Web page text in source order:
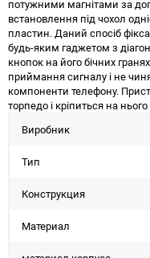
потужними магнітами за
встановлення під чохол
пластин. Даний спосіб
будь-яким гаджетом з
кнопок на його бічних
приймання сигналу і не
компоненти телефону.
торпедо і кріпиться на
Виробник
Тип
Конструкция
Материал